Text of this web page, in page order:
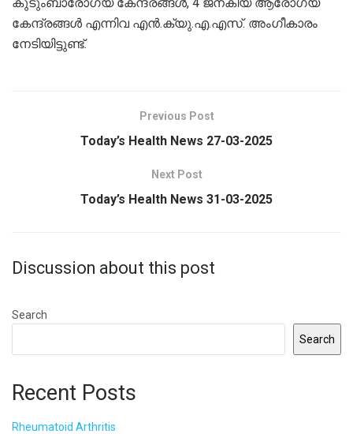
കേന്ദ്രങ്ങൾ എന്നിവ എൻ.ക്യു.എ.എസ്. അംഗീകാരം
നേടിയിട്ടുണ്ട്.
Previous Post
Today’s Health News 27-03-2025
Next Post
Today’s Health News 31-03-2025
Discussion about this post
Search
Search
Recent Posts
Rheumatoid Arthritis